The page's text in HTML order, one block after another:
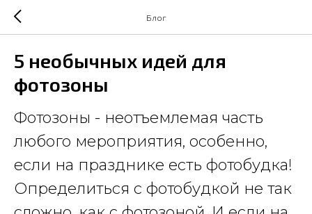
Блог
5 необычных идей для
фотозоны
Фотозоны - неотъемлемая часть
любого мероприятия, особенно,
если на празднике есть фотобудка!
Определиться с фотобудкой не так